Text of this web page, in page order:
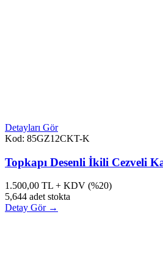
Detayları Gör
Kod: 85GZ12CKT-K
Topkapı Desenli İkili Cezveli
1.500,00 TL + KDV (%20)
5,644 adet stokta
Detay Gör →